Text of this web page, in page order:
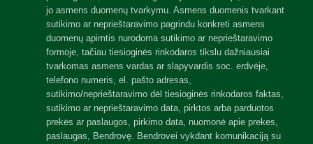
jo asmens duomenų tvarkymu. Asmens duomenis tvarkant
sutikimo ar neprieštaravimo pagrindu konkreti asmens
duomenų apimtis nurodoma sutikimo ar neprieštaravimo
formoje, tačiau tiesioginės rinkodaros tikslu dažniausiai
tvarkomas asmens vardas ar slapyvardis soc. erdvėje,
telefono numeris, el. pašto adresas,
sutikimo/neprieštaravimo dėl tiesioginės rinkodaros faktas,
sutikimo ar neprieštaravimo data, pirktos arba parduotos
prekės ar paslaugos, pirkimo data, nuomonė apie prekes,
paslaugas, Bendrovę. Bendrovei vykdant komunikaciją su